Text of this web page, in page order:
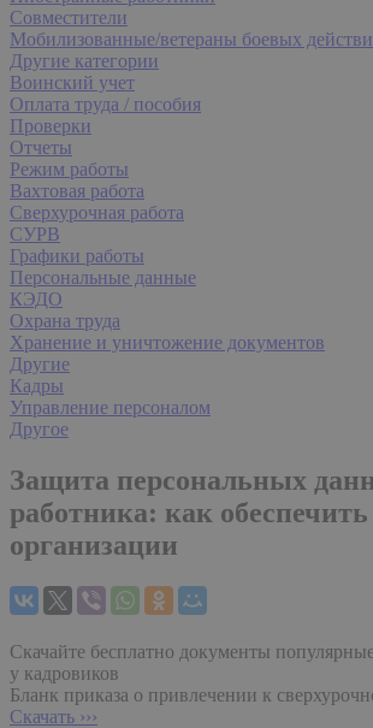
Совместители
Мобилизованные/ветераны боевых
Другие категории
Воинский учет
Оплата труда / пособия
Проверки
Отчеты
Режим работы
Вахтовая работа
Сверхурочная работа
СУРВ
Графики работы
Персональные данные
КЭДО
Охрана труда
Хранение и уничтожение документов
Другие
Кадры
Управление персоналом
Другое
Защита персональных
работника: как обеспечить
организации
Скачайте бесплатно документы
у кадровиков
Бланк приказа о привлечении к
Скачать ›››